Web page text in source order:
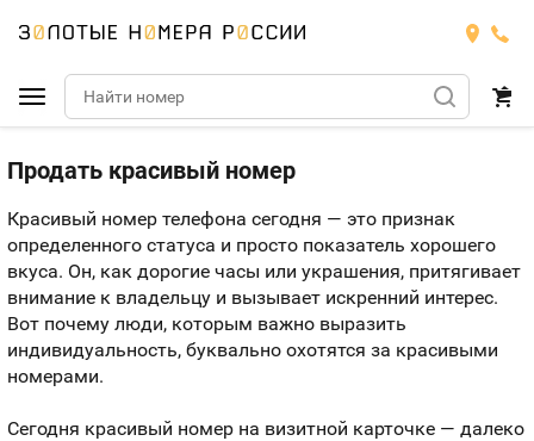
Билайн
БИЛАЙН
Номера
Мегафон
Теле2
Продать красивый номер
Красивый номер телефона сегодня — это признак
определенного статуса и просто показатель хорошего
вкуса. Он, как дорогие часы или украшения, притягивает
внимание к владельцу и вызывает искренний интерес.
Вот почему люди, которым важно выразить
индивидуальность, буквально охотятся за красивыми
номерами.
Сегодня красивый номер на визитной карточке — далеко